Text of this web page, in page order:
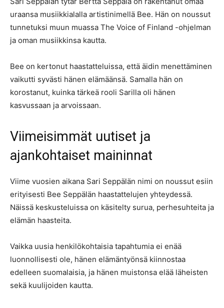
uraansa musiikkialalla artistinimellä Bee. Hän on noussut
tunnetuksi muun muassa The Voice of Finland -ohjelman
ja oman musiikkinsa kautta.
Bee on kertonut haastatteluissa, että äidin menettäminen
vaikutti syvästi hänen elämäänsä. Samalla hän on
korostanut, kuinka tärkeä rooli Sarilla oli hänen
kasvussaan ja arvoissaan.
Viimeisimmät uutiset ja
ajankohtaiset maininnat
Viime vuosien aikana Sari Seppälän nimi on noussut esiin
erityisesti Bee Seppälän haastattelujen yhteydessä.
Näissä keskusteluissa on käsitelty surua, perhesuhteita ja
elämän haasteita.
Vaikka uusia henkilökohtaisia tapahtumia ei enää
luonnollisesti ole, hänen elämäntyönsä kiinnostaa
edelleen suomalaisia, ja hänen muistonsa elää läheisten
sekä kuulijoiden kautta.